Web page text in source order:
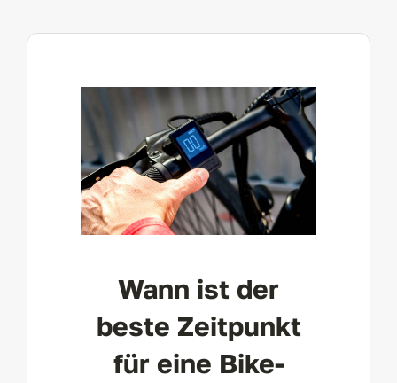
Wann ist der
beste Zeitpunkt
für eine Bike-